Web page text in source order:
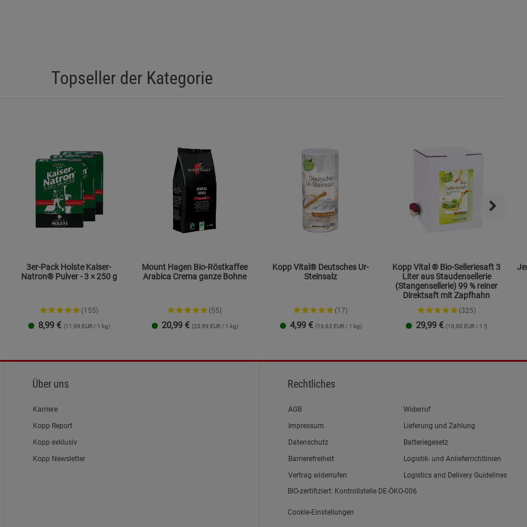
Topseller der Kategorie
3er-Pack Holste Kaiser-
Natron® Pulver - 3 × 250 g
(155)
8,99 € (11,99 EUR / 1 kg)
Mount Hagen Bio-Röstkaffee
Arabica Crema ganze Bohne
(55)
20,99 € (20,99 EUR / 1 kg)
Kopp Vital® Deutsches Ur-
Steinsalz
(17)
4,99 € (16,63 EUR / 1 kg)
Kopp Vital ® Bio-Selleriesaft 3
Liter aus Staudensellerie
(Stangensellerie) 99 % reiner
Direktsaft mit Zapfhahn
(325)
29,99 € (10,00 EUR / 1 l)
Über uns
Karriere
Kopp Report
Kopp exklusiv
Kopp Newsletter
Rechtliches
Link zum/zur
AGB
Link zum/zur
Impressum
Link zum/zur
Datenschutz
Link zum/zur
Barrierefreiheit
Vertrag widerrufen
Widerruf
Lieferung und Zahlung
Batteriegesetz
Logistik- und Anlieferrichtlinien
Logistics and Delivery Guidelines
BIO-zertifiziert: Kontrollstelle DE-ÖKO-006
Cookie-Einstellungen